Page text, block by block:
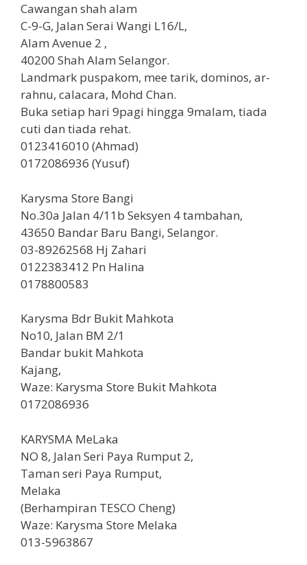
Cawangan shah alam
C-9-G, Jalan Serai Wangi L16/L,
Alam Avenue 2 ,
40200 Shah Alam Selangor.
Landmark puspakom, mee tarik, dominos, ar-
rahnu, calacara, Mohd Chan.
Buka setiap hari 9pagi hingga 9malam, tiada
cuti dan tiada rehat.
0123416010 (Ahmad)
0172086936 (Yusuf)
Karysma Store Bangi
No.30a Jalan 4/11b Seksyen 4 tambahan,
43650 Bandar Baru Bangi, Selangor.
03-89262568 Hj Zahari
0122383412 Pn Halina
0178800583
Karysma Bdr Bukit Mahkota
No10, Jalan BM 2/1
Bandar bukit Mahkota
Kajang,
Waze: Karysma Store Bukit Mahkota
0172086936
KARYSMA MeLaka
NO 8, Jalan Seri Paya Rumput 2,
Taman seri Paya Rumput,
Melaka
(Berhampiran TESCO Cheng)
Waze: Karysma Store Melaka
013-5963867